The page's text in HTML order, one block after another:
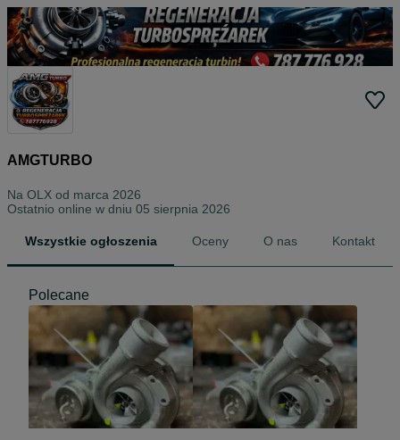
AMGTURBO
Na OLX od marca 2026
Ostatnio online w dniu 05 sierpnia 2026
Wszystkie ogłoszenia Oceny O nas Kontakt
Polecane